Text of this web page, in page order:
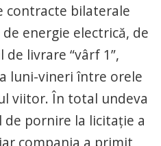
contracte bilaterale
energie electrică, de
de livrare “vârf 1”,
luni-vineri între orele
viitor. În total undeva
de pornire la licitație a
compania a primit